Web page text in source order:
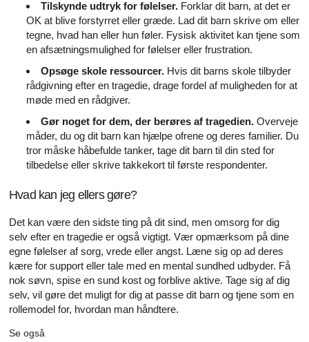
Tilskynde udtryk for følelser. Forklar dit barn, at det er
OK at blive forstyrret eller græde. Lad dit barn skrive om eller
tegne, hvad han eller hun føler. Fysisk aktivitet kan tjene som
en afsætningsmulighed for følelser eller frustration.
Opsøge skole ressourcer. Hvis dit barns skole tilbyder
rådgivning efter en tragedie, drage fordel af muligheden for at
møde med en rådgiver.
Gør noget for dem, der berøres af tragedien. Overveje
måder, du og dit barn kan hjælpe ofrene og deres familier. Du
tror måske håbefulde tanker, tage dit barn til din sted for
tilbedelse eller skrive takkekort til første respondenter.
Hvad kan jeg ellers gøre?
Det kan være den sidste ting på dit sind, men omsorg for dig
selv efter en tragedie er også vigtigt. Vær opmærksom på dine
egne følelser af sorg, vrede eller angst. Læne sig op ad deres
kære for support eller tale med en mental sundhed udbyder. Få
nok søvn, spise en sund kost og forblive aktive. Tage sig af dig
selv, vil gøre det muligt for dig at passe dit barn og tjene som en
rollemodel for, hvordan man håndtere.
Se også